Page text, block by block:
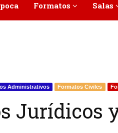
Formatos Salas
Administrativos Formatos Civiles
Jurídicos